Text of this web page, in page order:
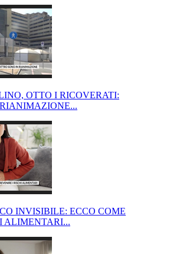
OTTO I RICOVERATI:
INVISIBILE: ECCO COME
ALIMENTARI...